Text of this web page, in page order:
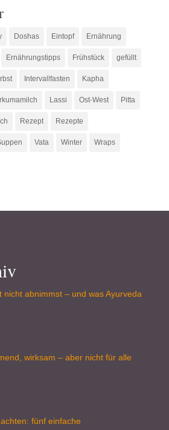
Doshas Eintopf Ernährung
Ernährungstipps Frühstück gefüllt
Intervallfasten Kapha
Lassi Ost-West Pitta
Rezept Rezepte
Vata Winter Wraps
nicht abnimmst – und was Ayurveda
wirksam – aber nicht für alle
fünf einfache